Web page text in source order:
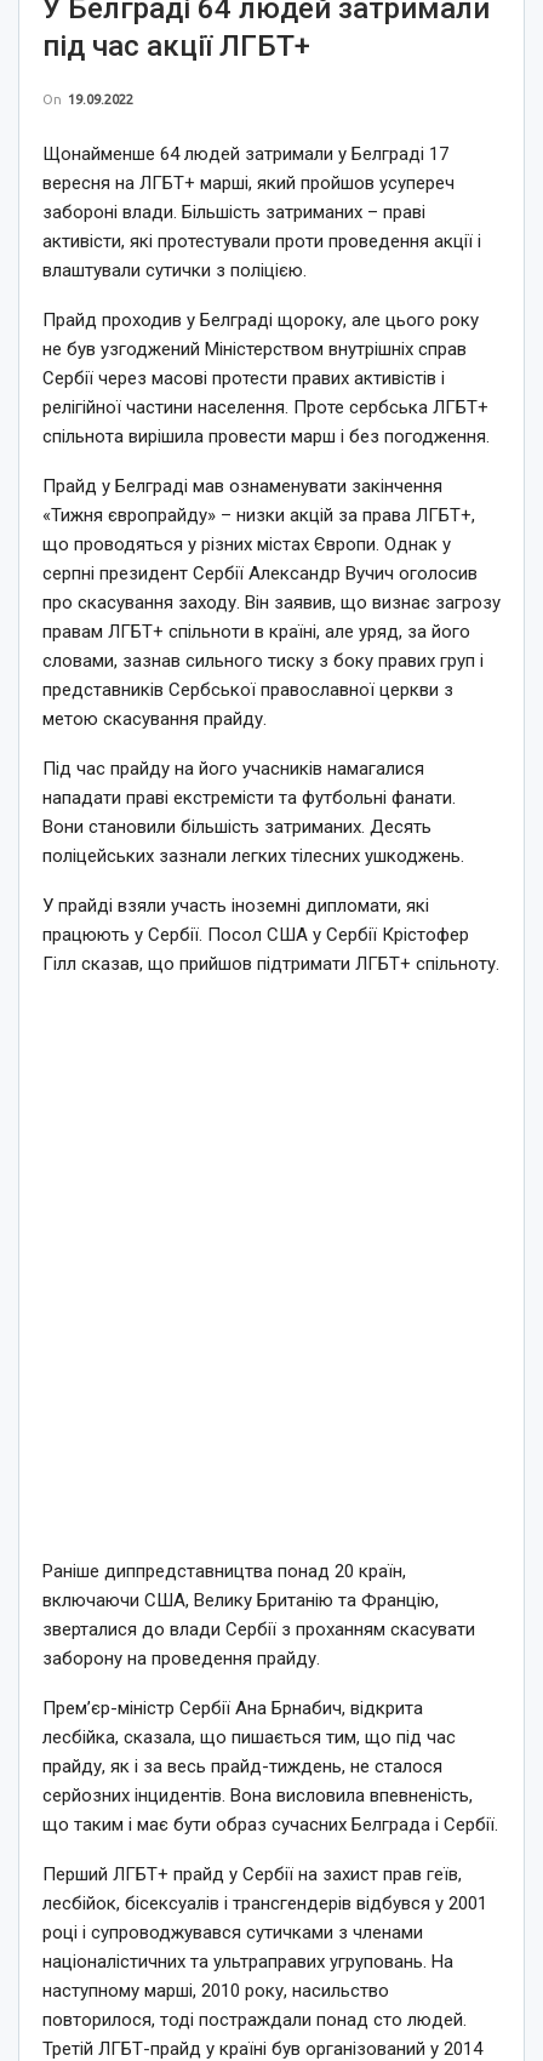
У Белграді 64 людей затримали
під час акції ЛГБТ+
On 19.09.2022
Щонайменше 64 людей затримали у Белграді 17
вересня на ЛГБТ+ марші, який пройшов усупереч
забороні влади. Більшість затриманих – праві
активісти, які протестували проти проведення акції і
влаштували сутички з поліцією.
Прайд проходив у Белграді щороку, але цього року
не був узгоджений Міністерством внутрішніх справ
Сербії через масові протести правих активістів і
релігійної частини населення. Проте сербська ЛГБТ+
спільнота вирішила провести марш і без погодження.
Прайд у Белграді мав ознаменувати закінчення
«Тижня європрайду» – низки акцій за права ЛГБТ+,
що проводяться у різних містах Європи. Однак у
серпні президент Сербії Александр Вучич оголосив
про скасування заходу. Він заявив, що визнає загрозу
правам ЛГБТ+ спільноти в країні, але уряд, за його
словами, зазнав сильного тиску з боку правих груп і
представників Сербської православної церкви з
метою скасування прайду.
Під час прайду на його учасників намагалися
нападати праві екстремісти та футбольні фанати.
Вони становили більшість затриманих. Десять
поліцейських зазнали легких тілесних ушкоджень.
У прайді взяли участь іноземні дипломати, які
працюють у Сербії. Посол США у Сербії Крістофер
Гілл сказав, що прийшов підтримати ЛГБТ+ спільноту.
Раніше диппредставництва понад 20 країн,
включаючи США, Велику Британію та Францію,
зверталися до влади Сербії з проханням скасувати
заборону на проведення прайду.
Прем’єр-міністр Сербії Ана Брнабич, відкрита
лесбійка, сказала, що пишається тим, що під час
прайду, як і за весь прайд-тиждень, не сталося
серйозних інцидентів. Вона висловила впевненість,
що таким і має бути образ сучасних Белграда і Сербії.
Перший ЛГБТ+ прайд у Сербії на захист прав геїв,
лесбійок, бісексуалів і трансгендерів відбувся у 2001
році і супроводжувався сутичками з членами
націоналістичних та ультраправих угруповань. На
наступному марші, 2010 року, насильство
повторилося, тоді постраждали понад сто людей.
Третій ЛГБТ-прайд у країні був організований у 2014